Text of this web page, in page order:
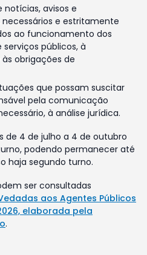
avisos e
e estritamente
ao funcionamento dos
públicos, à
obrigações de
que possam suscitar
pela comunicação
à análise jurídica.
de 4 de julho a 4 de outubro
podendo permanecer até
haja segundo turno.
ser consultadas
aos Agentes Públicos
elaborada pela
.